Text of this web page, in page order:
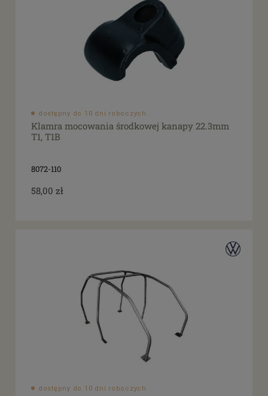
dostępny do 10 dni roboczych
Klamra mocowania środkowej kanapy 22.3mm
T1, T1B
8072-110
58,00 zł
dostępny do 10 dni roboczych